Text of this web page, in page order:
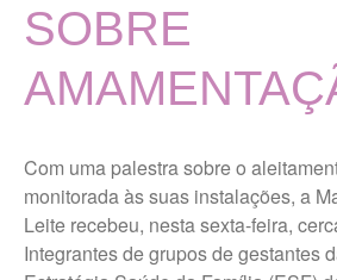
DE
Portal
SOBRE
Com uma palestra sobre o
monitorada às suas instalações, a
Leite recebeu, nesta sexta-feira,
Integrantes de grupos de gestantes